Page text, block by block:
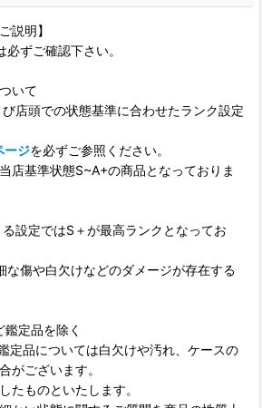
説明】
ずご確認下さい。
いて
店頭での状態基準に合わせたランク設定
ージを必ずご参照ください。
店基準状態S~A+の商品となっておりま
設定ではS＋が最高ランクとなってお
な傷や白欠けなどのダメージが存在する
定品を除く
定品については白欠けや汚れ、ケースの
がございます。
たものといたします。